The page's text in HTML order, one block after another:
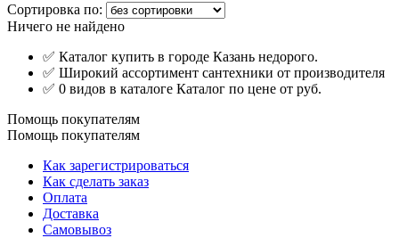
Сортировка по:
Ничего не найдено
✅ Каталог купить в городе Казань недорого.
✅ Широкий ассортимент сантехники от производителя
✅ 0 видов в каталоге Каталог по цене от руб.
Помощь покупателям
Помощь покупателям
Как зарегистрироваться
Как сделать заказ
Оплата
Доставка
Самовывоз